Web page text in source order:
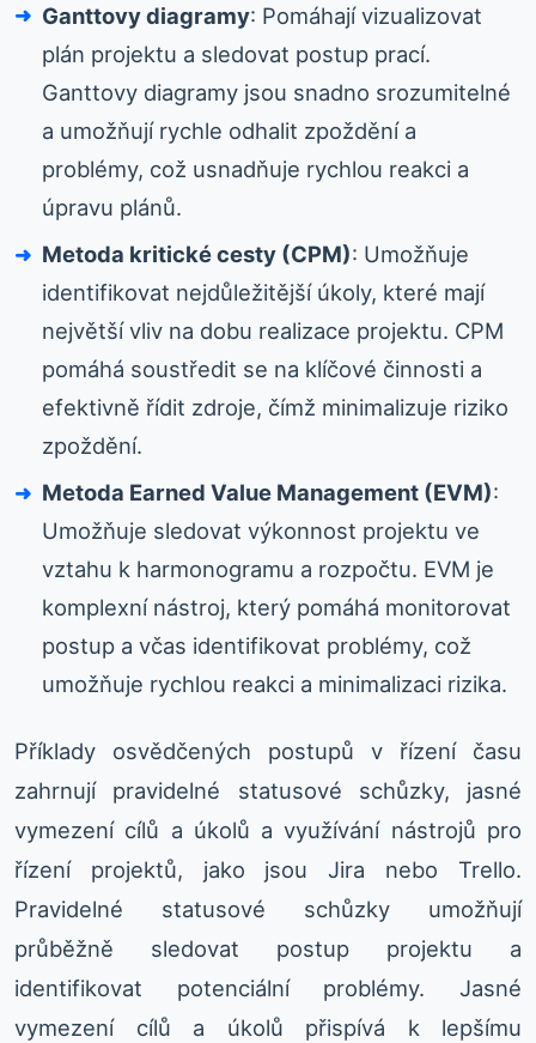
Ganttovy diagramy: Pomáhají vizualizovat
plán projektu a sledovat postup prací.
Ganttovy diagramy jsou snadno srozumitelné
a umožňují rychle odhalit zpoždění a
problémy, což usnadňuje rychlou reakci a
úpravu plánů.
Metoda kritické cesty (CPM): Umožňuje
identifikovat nejdůležitější úkoly, které mají
největší vliv na dobu realizace projektu. CPM
pomáhá soustředit se na klíčové činnosti a
efektivně řídit zdroje, čímž minimalizuje riziko
zpoždění.
Metoda Earned Value Management (EVM):
Umožňuje sledovat výkonnost projektu ve
vztahu k harmonogramu a rozpočtu. EVM je
komplexní nástroj, který pomáhá monitorovat
postup a včas identifikovat problémy, což
umožňuje rychlou reakci a minimalizaci rizika.
Příklady osvědčených postupů v řízení času
zahrnují pravidelné statusové schůzky, jasné
vymezení cílů a úkolů a využívání nástrojů pro
řízení projektů, jako jsou Jira nebo Trello.
Pravidelné statusové schůzky umožňují
průběžně sledovat postup projektu a
identifikovat potenciální problémy. Jasné
vymezení cílů a úkolů přispívá k lepšímu